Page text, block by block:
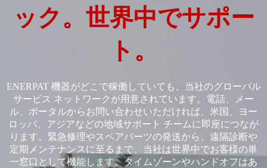
ック。世界中でサポー
ト。
ENERPAT 機器がどこで稼働していても、当社のグローバル
サービス ネットワークが用意されています。電話、メー
ル、ポータルからお問い合わせいただければ、米国、ヨー
ロッパ、アジアなどの地域サポート チームに即座につなが
ります。緊急修理やスペアパーツの発送から、遠隔診断や
定期メンテナンスに至るまで、当社は世界中でお客様の単
一窓口として機能します。タイムゾーンやハンドオフはあ